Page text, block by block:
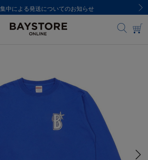
円(税込)以上のご購入で送料無料